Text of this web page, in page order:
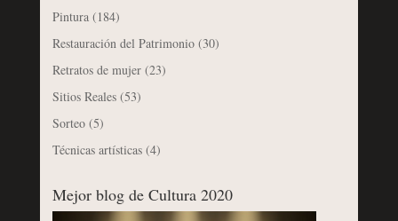
Pintura(184)
Restauración del Patrimonio(30)
Retratos de mujer(23)
Sitios Reales(53)
Sorteo(5)
Técnicas artísticas(4)
Mejor blog de Cultura 2020